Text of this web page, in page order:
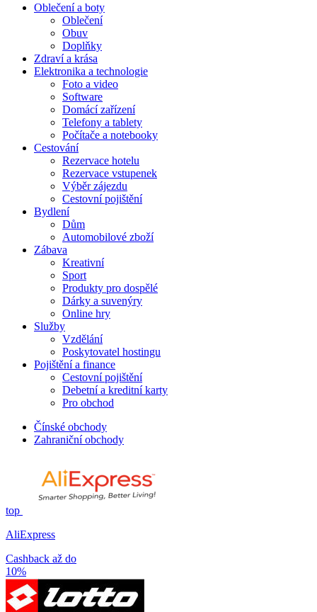
Oblečení a boty
Oblečení
Obuv
Doplňky
Zdraví a krása
Elektronika a technologie
Foto a video
Software
Domácí zařízení
Telefony a tablety
Počítače a notebooky
Cestování
Rezervace hotelu
Rezervace vstupenek
Výběr zájezdu
Cestovní pojištění
Bydlení
Dům
Automobilové zboží
Zábava
Kreativní
Sport
Produkty pro dospělé
Dárky a suvenýry
Online hry
Služby
Vzdělání
Poskytovatel hostingu
Pojištění a finance
Cestovní pojištění
Debetní a kreditní karty
Pro obchod
Čínské obchody
Zahraniční obchody
top
AliExpress
Cashback až do
10%